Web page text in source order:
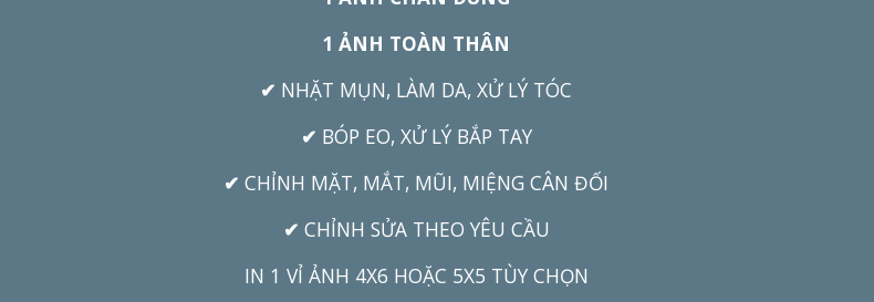
1 ẢNH TOÀN THÂN
✔ NHẶT MỤN, LÀM DA, XỬ LÝ TÓC
✔ BÓP EO, XỬ LÝ BẮP TAY
✔ CHỈNH MẶT, MẮT, MŨI, MIỆNG CÂN ĐỐI
✔ CHỈNH SỬA THEO YÊU CẦU
IN 1 VỈ ẢNH 4X6 HOẶC 5X5 TÙY CHỌN